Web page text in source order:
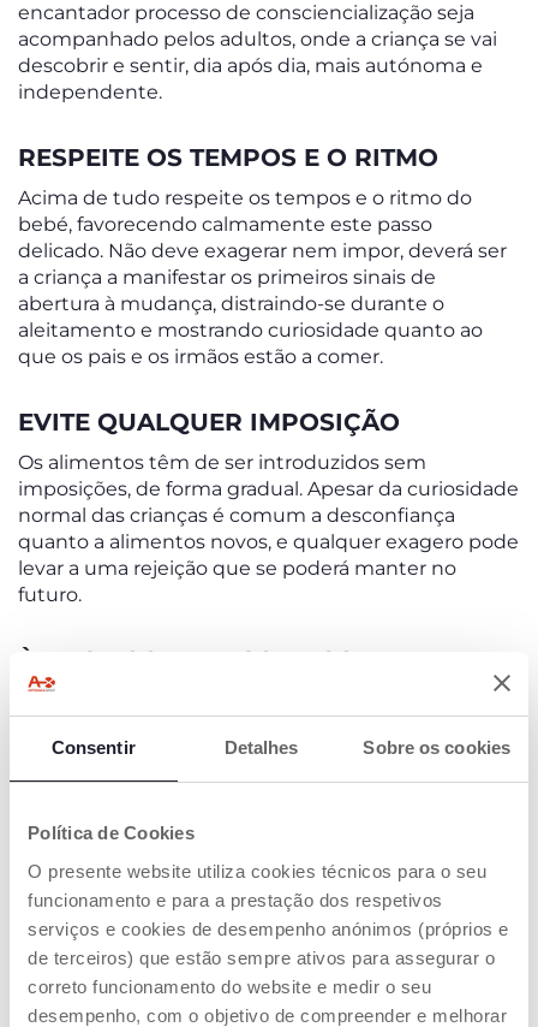
Consentir Detalhes Sobre os cookies
Política de Cookies
O presente website utiliza cookies técnicos para o seu
funcionamento e para a prestação dos respetivos
serviços e cookies de desempenho anónimos (próprios e
de terceiros) que estão sempre ativos para assegurar o
correto funcionamento do website e medir o seu
desempenho, com o objetivo de compreender e melhorar
encantador processo de consciencialização seja
acompanhado pelos adultos, onde a criança se vai
descobrir e sentir, dia após dia, mais autónoma e
independente.
RESPEITE OS TEMPOS E O RITMO
Acima de tudo respeite os tempos e o ritmo do
bebé, favorecendo calmamente este passo
delicado. Não deve exagerar nem impor, deverá ser
a criança a manifestar os primeiros sinais de
abertura à mudança, distraindo-se durante o
aleitamento e mostrando curiosidade quanto ao
que os pais e os irmãos estão a comer.
EVITE QUALQUER IMPOSIÇÃO
Os alimentos têm de ser introduzidos sem
imposições, de forma gradual. Apesar da curiosidade
normal das crianças é comum a desconfiança
quanto a alimentos novos, e qualquer exagero pode
levar a uma rejeição que se poderá manter no
futuro.
À MESA COM UM SORRISO
utilizados como prémio ou castigo, porque a relação
positiva das crianças com a comida, que a irá
atitude dos pais.
SUBSCREVA A NOSSA NEWSLETTER
Receba 5€ de desconto para usar na sua compra
online